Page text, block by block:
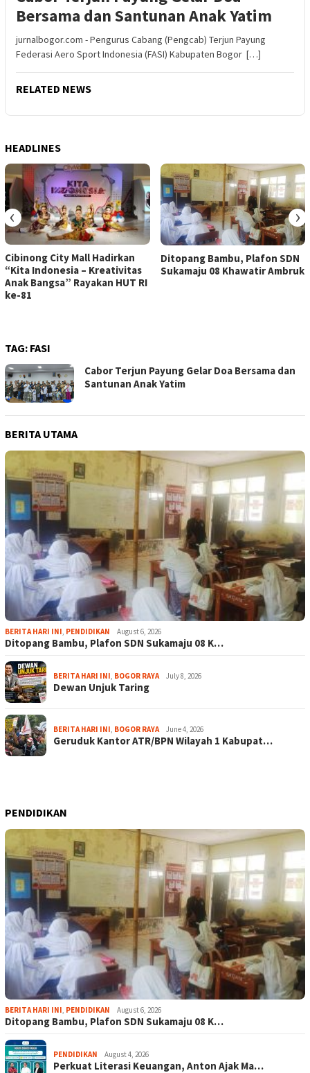
Bersama dan Santunan Anak Yatim
jurnalbogor.com - Pengurus Cabang (Pengcab) Terjun Payung
Federasi Aero Sport Indonesia (FASI) Kabupaten Bogor […]
RELATED NEWS
HEADLINES
Cibinong City Mall Hadirkan
“Kita Indonesia – Kreativitas
Anak Bangsa” Rayakan HUT RI
ke-81
Ditopang Bambu, Plafon SDN
Sukamaju 08 Khawatir Ambruk
‹ ›
TAG: FASI
Cabor Terjun Payung Gelar Doa Bersama dan
Santunan Anak Yatim
BERITA UTAMA
BERITA HARI INI, PENDIDIKAN August 6, 2026
Ditopang Bambu, Plafon SDN Sukamaju 08 K…
BERITA HARI INI, BOGOR RAYA July 8, 2026
Dewan Unjuk Taring
BERITA HARI INI, BOGOR RAYA June 4, 2026
Geruduk Kantor ATR/BPN Wilayah 1 Kabupat…
PENDIDIKAN
BERITA HARI INI, PENDIDIKAN August 6, 2026
Ditopang Bambu, Plafon SDN Sukamaju 08 K…
PENDIDIKAN August 4, 2026
Perkuat Literasi Keuangan, Anton Ajak Ma…